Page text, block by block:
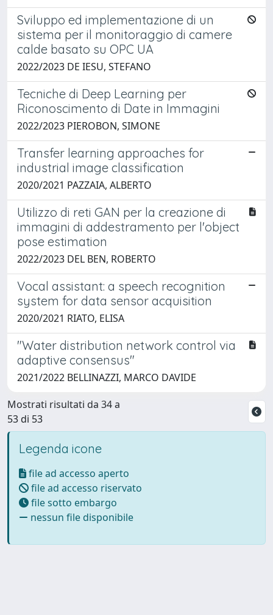
Sviluppo ed implementazione di un
sistema per il monitoraggio di camere
calde basato su OPC UA
2022/2023 DE IESU, STEFANO
Tecniche di Deep Learning per
Riconoscimento di Date in Immagini
2022/2023 PIEROBON, SIMONE
Transfer learning approaches for
industrial image classification
2020/2021 PAZZAIA, ALBERTO
Utilizzo di reti GAN per la creazione di
immagini di addestramento per l'object
pose estimation
2022/2023 DEL BEN, ROBERTO
Vocal assistant: a speech recognition
system for data sensor acquisition
2020/2021 RIATO, ELISA
"Water distribution network control via
adaptive consensus"
2021/2022 BELLINAZZI, MARCO DAVIDE
Mostrati risultati da 34 a
53 di 53
Legenda icone
file ad accesso aperto
file ad accesso riservato
file sotto embargo
nessun file disponibile